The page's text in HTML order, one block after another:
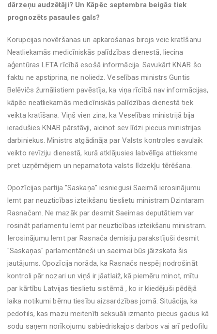
dārzeņu audzētāji? Un Kāpēc septembra beigās tiek
prognozēts pasaules gals?
Korupcijas novēršanas un apkarošanas birojs veic kratīšanu
Neatliekamās medicīniskās palīdzības dienestā, liecina
aģentūras LETA rīcībā esošā informācija. Savukārt KNAB šo
faktu ne apstiprina, ne noliedz. Veselības ministrs Guntis
Belēvičs žurnālistiem pavēstīja, ka viņa rīcībā nav informācijas,
kāpēc neatliekamās medicīniskās palīdzības dienestā tiek
veikta kratīšana. Viņš vien zina, ka Veselības ministrijā bija
ieradušies KNAB pārstāvji, aicinot sev līdzi piecus ministrijas
darbiniekus. Ministrs atgādināja par Valsts kontroles savulaik
veikto revīziju dienestā, kurā atklājusies labvēlīga attieksme
pret uzņēmējiem un nepamatota valsts līdzekļu tērēšana.
Opozīcijas partija "Saskaņa" iesniegusi Saeimā ierosinājumu
lemt par neuzticības izteikšanu tieslietu ministram Dzintaram
Rasnačam. Ne mazāk par desmit Saeimas deputātiem var
rosināt parlamentu lemt par neuzticības izteikšanu ministram.
Ierosinājumu lemt par Rasnača demisiju parakstījuši desmit
"Saskaņas" parlamentārieši un saeimai būs jāizskata šis
jautājums. Opozīcija norāda, ka Rasnačs nespēj nodrošināt
kontroli pār nozari un viņš ir jāatlaiž, kā piemēru minot, mītu
par kārtību Latvijas tieslietu sistēmā , ko ir kliedējuši pēdējā
laika notikumi bērnu tiesību aizsardzības jomā. Situācija, ka
pedofils, kas mazu meitenīti seksuāli izmanto piecus gadus kā
sodu saņem norīkojumu sabiedriskajos darbos vai arī pedofilu